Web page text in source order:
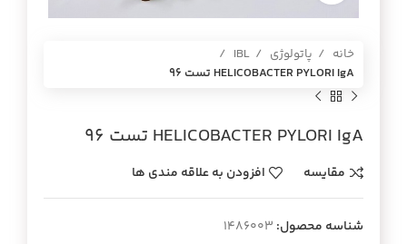
خانه پاتولوژی
IBL
HELICOBACTER PYLORI IgA تست 96
HELICOBACTER PYLORI IgA تست 96
مقایسه افزودن به علاقه مندی ها
شناسه محصول: 1486003